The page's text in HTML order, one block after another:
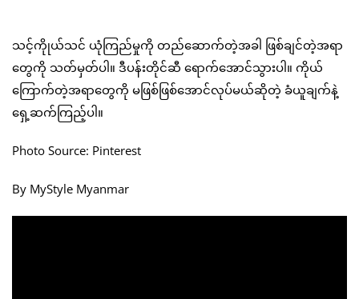
သင့်ကိုုယ်သင် ယုံကြည်မှုကို တည်ဆောက်တဲ့အခါ ဖြစ်ချင်တဲ့အရာ
တွေကို သတ်မှတ်ပါ။ ဒီပန်းတိုင်ဆီ ရောက်အောင်သွားပါ။ ကိုယ်
ကြောက်တဲ့အရာတွေကို မဖြစ်ဖြစ်အောင်လုပ်မယ်ဆိုတဲ့ ခံယူချက်နဲ့
ရှေ့ဆက်ကြည့်ပါ။
Photo Source: Pinterest
By MyStyle Myanmar